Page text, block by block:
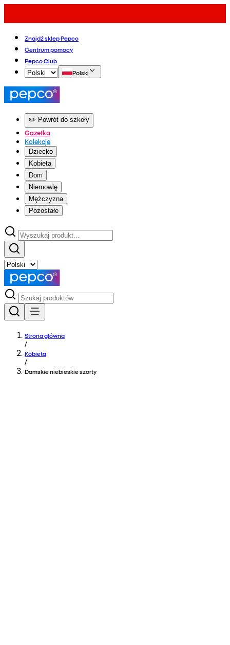
Znajdź sklep Pepco
Centrum pomocy
Pepco Club
Polski
✏️ Powrót do szkoły
Gazetka
Kolekcje
Dziecko
Kobieta
Dom
Niemowlę
Mężczyzna
Pozostałe
Strona główna
/
Kobieta
/
Damskie niebieskie szorty